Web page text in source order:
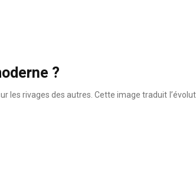
?
les rivages des autres. Cette image traduit